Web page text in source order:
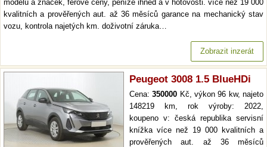
modelů a značek, férové ceny, peníze ihned a v hotovosti. více než 19 000
kvalitních a prověřených aut. až 36 měsíců garance na mechanický stav
vozu, kontrola najetých km. doživotní záruka…
Zobrazit inzerát
Peugeot 3008 1.5 BlueHDi
Cena:350000 Kč, výkon 96 kw, najeto
148219 km, rok výroby: 2022,
koupeno v: česká republika servisní
knížka více než 19 000 kvalitních a
prověřených aut. až 36 měsíců